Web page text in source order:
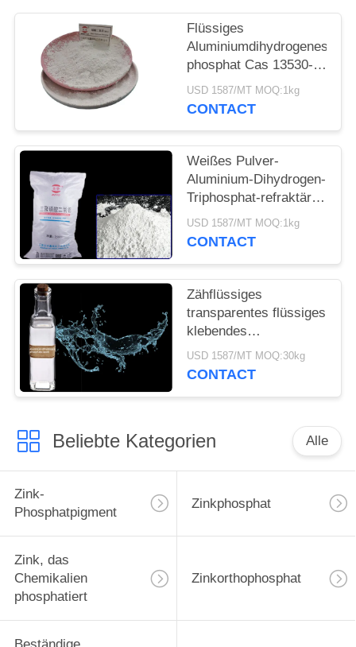
Flüssiges
Aluminiumdihydrogenes
phosphat Cas 13530-
50-2, das bei
Zimmertemperatur
USD 1587/MT MOQ:1kg
CONTACT
Weißes Pulver-
Aluminium-Dihydrogen-
Triphosphat-refraktäres
beschichtendes
Härtemittel 13530-50-2
USD 1587/MT MOQ:1kg
CONTACT
Zähflüssiges
transparentes flüssiges
klebendes
Aluminiumdihydrogen-
Triphosphat 13530-50-2
USD 1587/MT MOQ:30kg
CONTACT
Beliebte Kategorien Alle
Zink-
Phosphatpigment
Zinkphosphat
Zink, das
Chemikalien
phosphatiert
Zinkorthophosphat